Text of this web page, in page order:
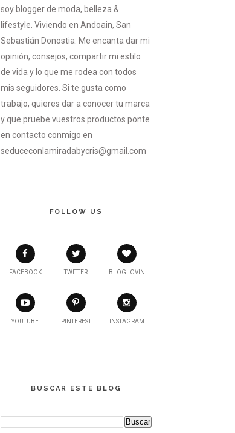
soy blogger de moda, belleza &
lifestyle. Viviendo en Andoain, San
Sebastián Donostia. Me encanta dar mi
opinión, consejos, compartir mi estilo
de vida y lo que me rodea con todos
mis seguidores. Si te gusta como
trabajo, quieres dar a conocer tu marca
y que pruebe vuestros productos ponte
en contacto conmigo en
seduceconlamiradabycris@gmail.com
FOLLOW US
FACEBOOK TWITTER BLOGLOVIN
YOUTUBE PINTEREST INSTAGRAM
BUSCAR ESTE BLOG